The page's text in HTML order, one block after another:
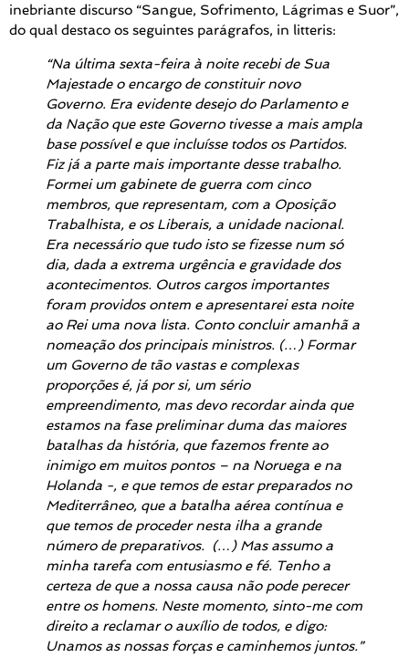
inebriante discurso “Sangue, Sofrimento, Lágrimas e Suor”,
do qual destaco os seguintes parágrafos, in litteris:
“Na última sexta-feira à noite recebi de Sua
Majestade o encargo de constituir novo
Governo. Era evidente desejo do Parlamento e
da Nação que este Governo tivesse a mais ampla
base possível e que incluísse todos os Partidos.
Fiz já a parte mais importante desse trabalho.
Formei um gabinete de guerra com cinco
membros, que representam, com a Oposição
Trabalhista, e os Liberais, a unidade nacional.
Era necessário que tudo isto se fizesse num só
dia, dada a extrema urgência e gravidade dos
acontecimentos. Outros cargos importantes
foram providos ontem e apresentarei esta noite
ao Rei uma nova lista. Conto concluir amanhã a
nomeação dos principais ministros. (…) Formar
um Governo de tão vastas e complexas
proporções é, já por si, um sério
empreendimento, mas devo recordar ainda que
estamos na fase preliminar duma das maiores
batalhas da história, que fazemos frente ao
inimigo em muitos pontos – na Noruega e na
Holanda -, e que temos de estar preparados no
Mediterrâneo, que a batalha aérea contínua e
que temos de proceder nesta ilha a grande
número de preparativos. (…) Mas assumo a
minha tarefa com entusiasmo e fé. Tenho a
certeza de que a nossa causa não pode perecer
entre os homens. Neste momento, sinto-me com
direito a reclamar o auxílio de todos, e digo:
Unamos as nossas forças e caminhemos juntos.”